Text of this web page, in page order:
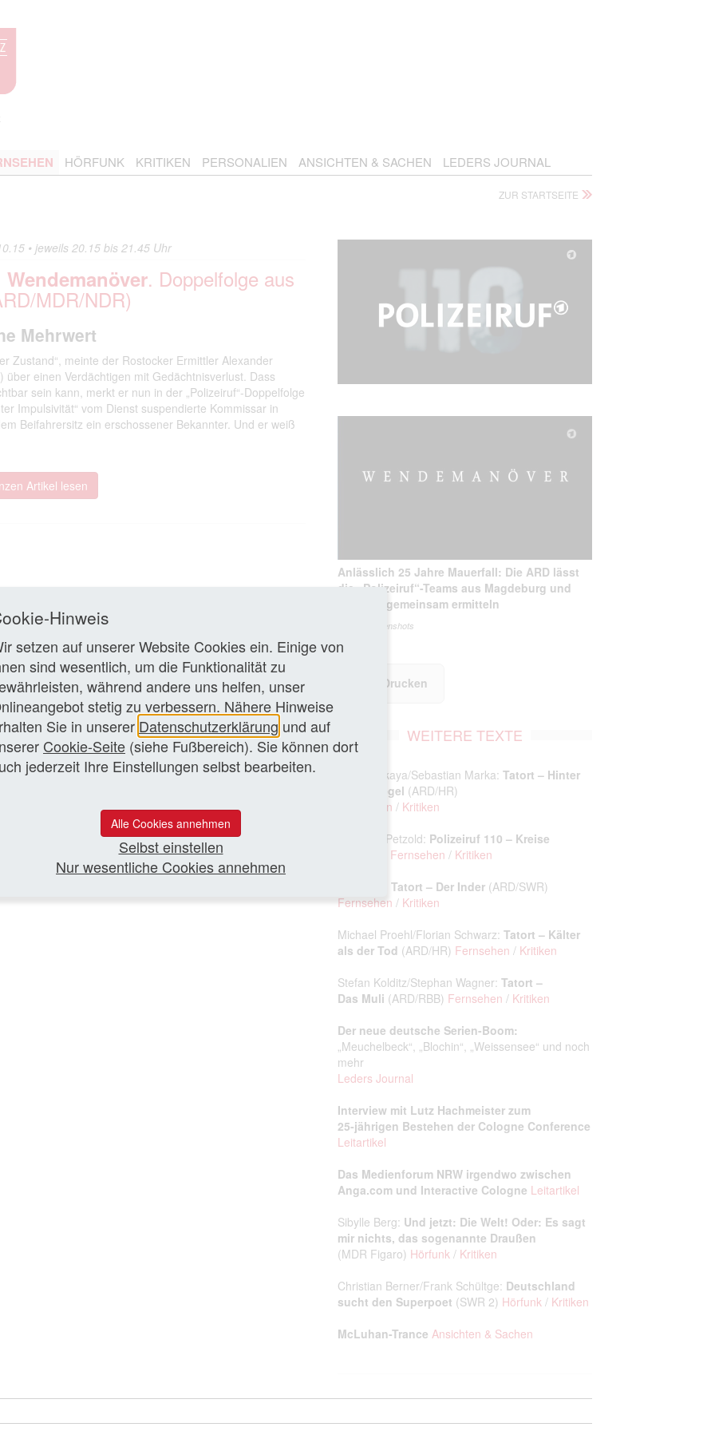
HÖRFUNK KRITIKEN PERSONALIEN ANSICHTEN & SACHEN LEDERS JOURNAL
ZUR STARTSEITE
• jeweils 20.15 bis 21.45 Uhr
Wendemanöver. Doppelfolge aus
MDR/NDR)
Mehrwert
Zustand“, meinte der Rostocker Ermittler Alexander
über einen Verdächtigen mit Gedächtnisverlust. Dass
sein kann, merkt er nun in der „Polizeiruf“-Doppelfolge
Impulsivität“ vom Dienst suspendierte Kommissar in
Beifahrersitz ein erschossener Bekannter. Und er weiß
Artikel lesen
Anlässlich 25 Jahre Mauerfall: Die ARD lässt
die „Polizeiruf“-Teams aus Magdeburg und
Rostock gemeinsam ermitteln
Fotos: Screenshots
Drucken
WEITERE TEXTE
Erol Yesilkaya/Sebastian Marka:Tatort – Hinter
dem Spiegel (ARD/HR)
Fernsehen/ Kritiken
Christian Petzold: Polizeiruf 110 – Kreise
Fernsehen/ Kritiken
Niki Stein:Tatort– Der Inder (ARD/SWR)
Fernsehen/ Kritiken
Michael Proehl/Florian Schwarz: Tatort – Kälter
als der Tod (ARD/HR) Fernsehen/ Kritiken
Stefan Kolditz/Stephan Wagner:Tatort –
Das Muli (ARD/RBB) Fernsehen/ Kritiken
Der neue deutsche Serien-Boom:
„Meuchelbeck“, „Blochin“, „Weissensee“ und noch
mehr
Leders Journal
Interview mit Lutz Hachmeister zum
25‑jährigen Bestehen der Cologne Conference
Leitartikel
Das Medienforum NRW irgendwo zwischen
Anga.com und Interactive Cologne Leitartikel
Sibylle Berg: Und jetzt: Die Welt! Oder: Es sagt
mir nichts, das sogenannte Draußen
(MDR Figaro) Hörfunk/ Kritiken
Christian Berner/Frank Schültge: Deutschland
sucht den Superpoet (SWR 2) Hörfunk/ Kritiken
McLuhan-Trance Ansichten & Sachen
Hinweis
setzen auf unserer Website Cookies ein. Einige von
sind wesentlich, um die Funktionalität zu
während andere uns helfen, unser
stetig zu verbessern. Nähere Hinweise
Sie in unserer Datenschutzerklärung und auf
Cookie-Seite (siehe Fußbereich). Sie können dort
jederzeit Ihre Einstellungen selbst bearbeiten.
Alle Cookies annehmen
Selbst einstellen
Nur wesentliche Cookies annehmen